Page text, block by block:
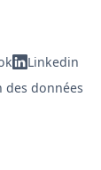
Linkedin
des données